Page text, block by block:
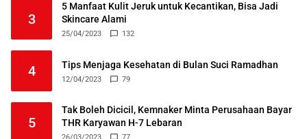
3
5 Manfaat Kulit Jeruk untuk Kecantikan, Bisa Jadi
Skincare Alami
25/04/2023 132
4 Tips Menjaga Kesehatan di Bulan Suci Ramadhan
12/04/2023 79
5
Tak Boleh Dicicil, Kemnaker Minta Perusahaan Bayar
THR Karyawan H-7 Lebaran